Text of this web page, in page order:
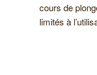
cours de
limités à